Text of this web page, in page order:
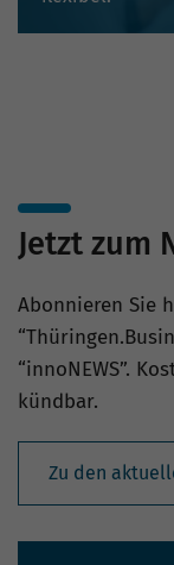
Jetzt zum
Abonnieren Sie
“innoNEWS”.
kündbar.
Zu den